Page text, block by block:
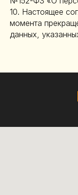
10. Настоящее
момента
данных,